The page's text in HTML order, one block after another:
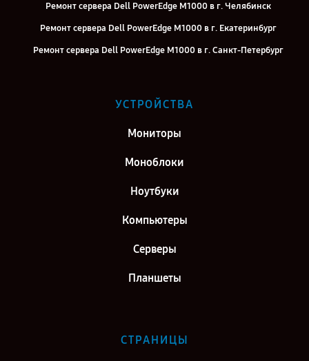
Ремонт сервера Dell PowerEdge M1000 в г. Челябинск
Ремонт сервера Dell PowerEdge M1000 в г. Екатеринбург
Ремонт сервера Dell PowerEdge M1000 в г. Санкт-Петербург
УСТРОЙСТВА
Мониторы
Моноблоки
Ноутбуки
Компьютеры
Серверы
Планшеты
СТРАНИЦЫ